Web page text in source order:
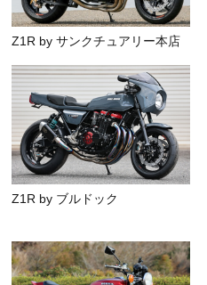
Z1R by サンクチュアリー本店
Z1R by ブルドック